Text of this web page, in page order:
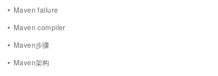
Maven failure
Maven compiler
Maven步骤
Maven架构